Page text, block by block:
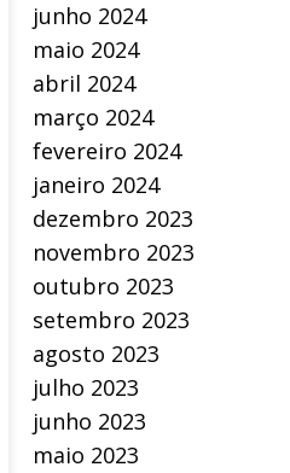
junho 2024
maio 2024
abril 2024
março 2024
fevereiro 2024
janeiro 2024
dezembro 2023
novembro 2023
outubro 2023
setembro 2023
agosto 2023
julho 2023
junho 2023
maio 2023